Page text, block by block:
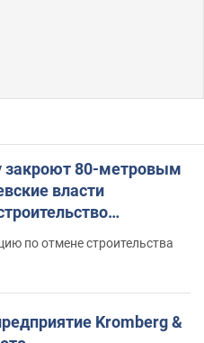
закроют 80-метровым
власти
по отмене строительства
Kromberg &